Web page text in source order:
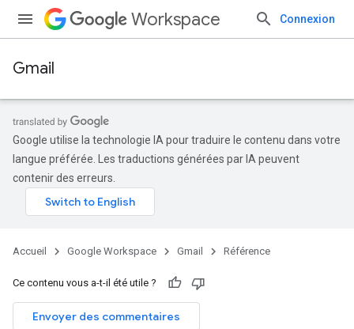
Workspace Connexion
Gmail
Google utilise la technologie IA pour traduire le contenu dans votre
langue préférée. Les traductions générées par IA peuvent
contenir des erreurs.
Accueil Google Workspace Gmail Référence
Ce contenu vous a-t-il été utile ?
Envoyer des commentaires